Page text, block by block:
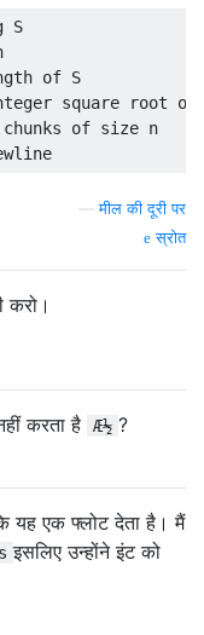
S
of S
square root of
of size n
—मील की दूरी पर
स्रोत
करो।
करता है Æ½ ?
यह एक फ्लोट देता है। मैं
इसलिए उन्होंने इंट को